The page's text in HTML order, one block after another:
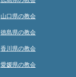
山口県の教会
徳島県の教会
香川県の教会
愛媛県の教会